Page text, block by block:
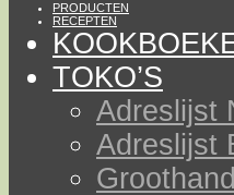
PRODUCTEN
RECEPTEN
TOKO’S
Adreslijst
Adreslijst